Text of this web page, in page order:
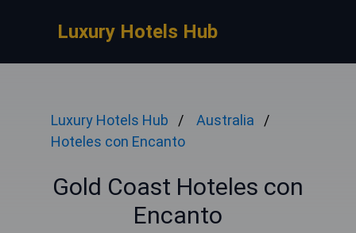
Luxury Hotels Hub
Luxury Hotels Hub
Australia
Hoteles con Encanto
Gold Coast Hoteles con
Encanto